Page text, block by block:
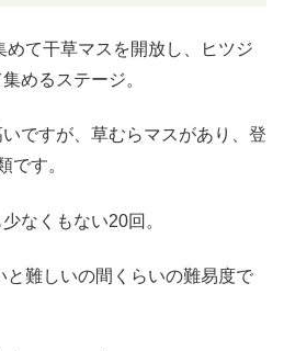
めて干草マスを開放し、ヒツジ
めるステージ。
ですが、草むらマスがあり、登
です。
なくもない20回。
と難しいの間くらいの難易度で